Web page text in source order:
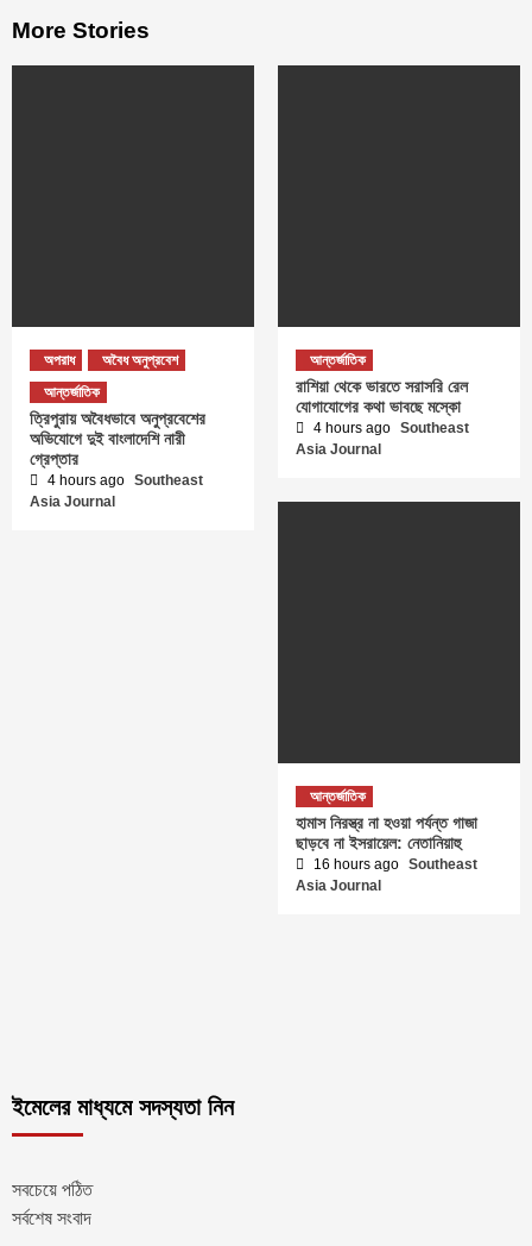
More Stories
অপরাধ
অবৈধ অনুপ্রবেশ
আন্তর্জাতিক
ত্রিপুরায় অবৈধভাবে অনুপ্রবেশের
অভিযোগে দুই বাংলাদেশি নারী
গ্রেপ্তার
4 hours ago Southeast
Asia Journal
আন্তর্জাতিক
রাশিয়া থেকে ভারতে সরাসরি রেল
যোগাযোগের কথা ভাবছে মস্কো
4 hours ago Southeast
Asia Journal
আন্তর্জাতিক
হামাস নিরস্ত্র না হওয়া পর্যন্ত গাজা
ছাড়বে না ইসরায়েল: নেতানিয়াহু
16 hours ago Southeast
Asia Journal
ইমেলের মাধ্যমে সদস্যতা নিন
সবচেয়ে পঠিত
সর্বশেষ সংবাদ